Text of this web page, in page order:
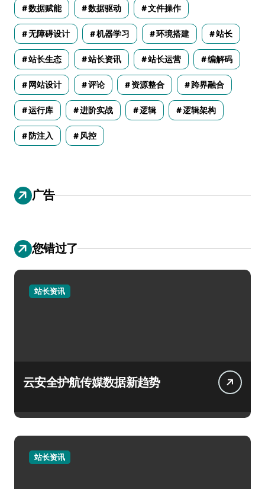
数据赋能 数据驱动 文件操作
无障碍设计 机器学习 环境搭建 站长
站长生态 站长资讯 站长运营 编解码
网站设计 评论 资源整合 跨界融合
运行库 进阶实战 逻辑 逻辑架构
防注入 风控
广告
您错过了
站长资讯
云安全护航传媒数据新趋势
站长资讯